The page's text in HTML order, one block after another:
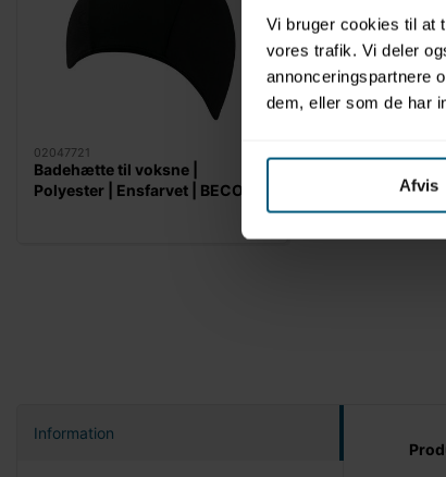
Vi bruger cookies til at
vores trafik. Vi deler
annonceringspartnere
dem, eller som de har
Afvis
02047721
Badehætte til voksne |
Polyester | Ensfarvet | BECO
Information